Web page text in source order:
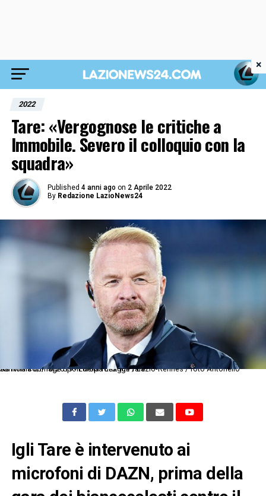
2022
Tare: «Vergognose le critiche a
Immobile. Severo il colloquio con la
squadra»
Published 4 anni ago on 2 Aprile 2022
By Redazione LazioNews24
As Roma 03/10/2019 - Europa League / Lazio-Rennes / foto Antonello Sammarco/Image Sport nella foto: Igli Tare
Igli Tare è intervenuto ai
microfoni di DAZN, prima della
×